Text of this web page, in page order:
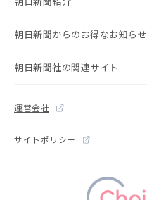
朝日新聞からのお得なお知らせ
朝日新聞社の関連サイト
運営会社
サイトポリシー